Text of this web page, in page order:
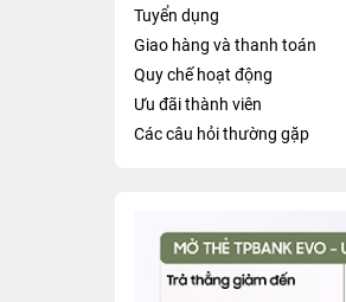
Tuyển dụng
Giao hàng và thanh toán
Quy chế hoạt động
Ưu đãi thành viên
Các câu hỏi thường gặp